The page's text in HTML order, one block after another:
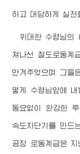
하고 대담하게 실천
위대한 수령님의
쳐나선 철도로동계
안겨주었으며 그들
떻게 수령님 앞에 내
동요없이 완강한
속도차단기를 만드
공장 로동계급은